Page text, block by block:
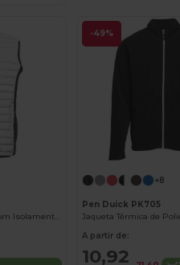
Colete Leve Masculino com Isolamento Moderno
-49%
+8
Pen Duick PK705
A partir de:
10,92